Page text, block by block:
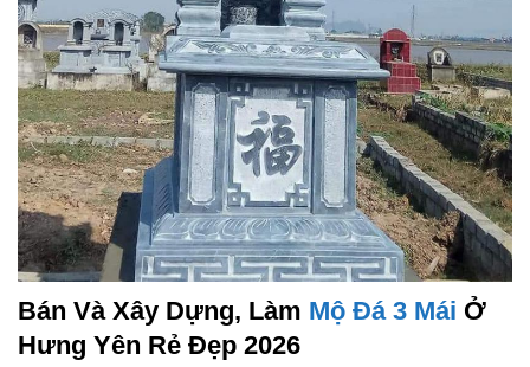
Bán Và Xây Dựng, Làm Mộ Đá 3 Mái Ở
Hưng Yên Rẻ Đẹp 2026